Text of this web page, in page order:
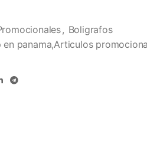
, Boligrafos
panama,Articulos